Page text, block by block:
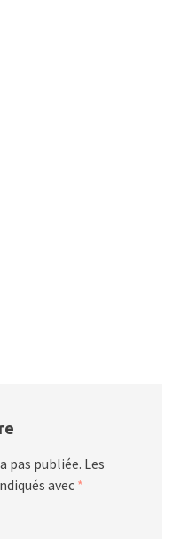
pas publiée. Les
avec *